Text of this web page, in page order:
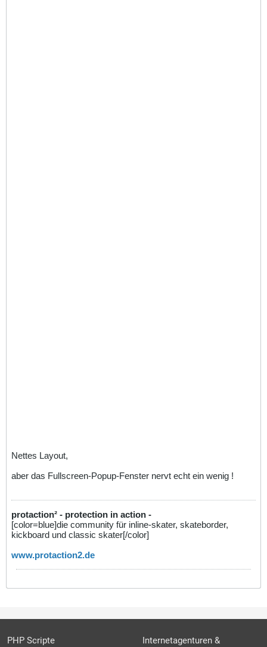
Nettes Layout,
aber das Fullscreen-Popup-Fenster nervt echt ein wenig !
protaction² - protection in action -
[color=blue]die community für inline-skater, skateborder,
kickboard und classic skater[/color]
www.protaction2.de
PHP Scripte
Internetagenturen &